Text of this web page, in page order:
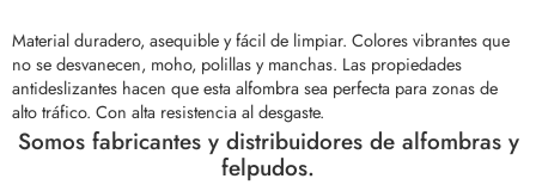
Material duradero, asequible y fácil de limpiar. Colores vibrantes que
no se desvanecen, moho, polillas y manchas. Las propiedades
antideslizantes hacen que esta alfombra sea perfecta para zonas de
alto tráfico. Con alta resistencia al desgaste.
Somos fabricantes y distribuidores de alfombras y
felpudos.